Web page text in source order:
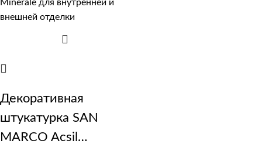
Декоративная
штукатурка SAN
MARCO Acsil